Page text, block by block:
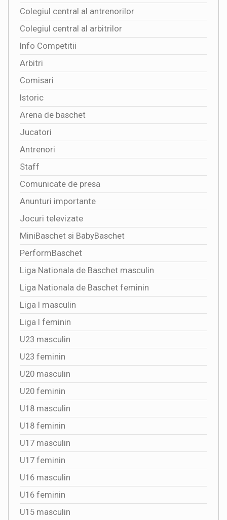
Colegiul central al antrenorilor
Colegiul central al arbitrilor
Info Competitii
Arbitri
Comisari
Istoric
Arena de baschet
Jucatori
Antrenori
Staff
Comunicate de presa
Anunturi importante
Jocuri televizate
MiniBaschet si BabyBaschet
PerformBaschet
Liga Nationala de Baschet masculin
Liga Nationala de Baschet feminin
Liga I masculin
Liga I feminin
U23 masculin
U23 feminin
U20 masculin
U20 feminin
U18 masculin
U18 feminin
U17 masculin
U17 feminin
U16 masculin
U16 feminin
U15 masculin